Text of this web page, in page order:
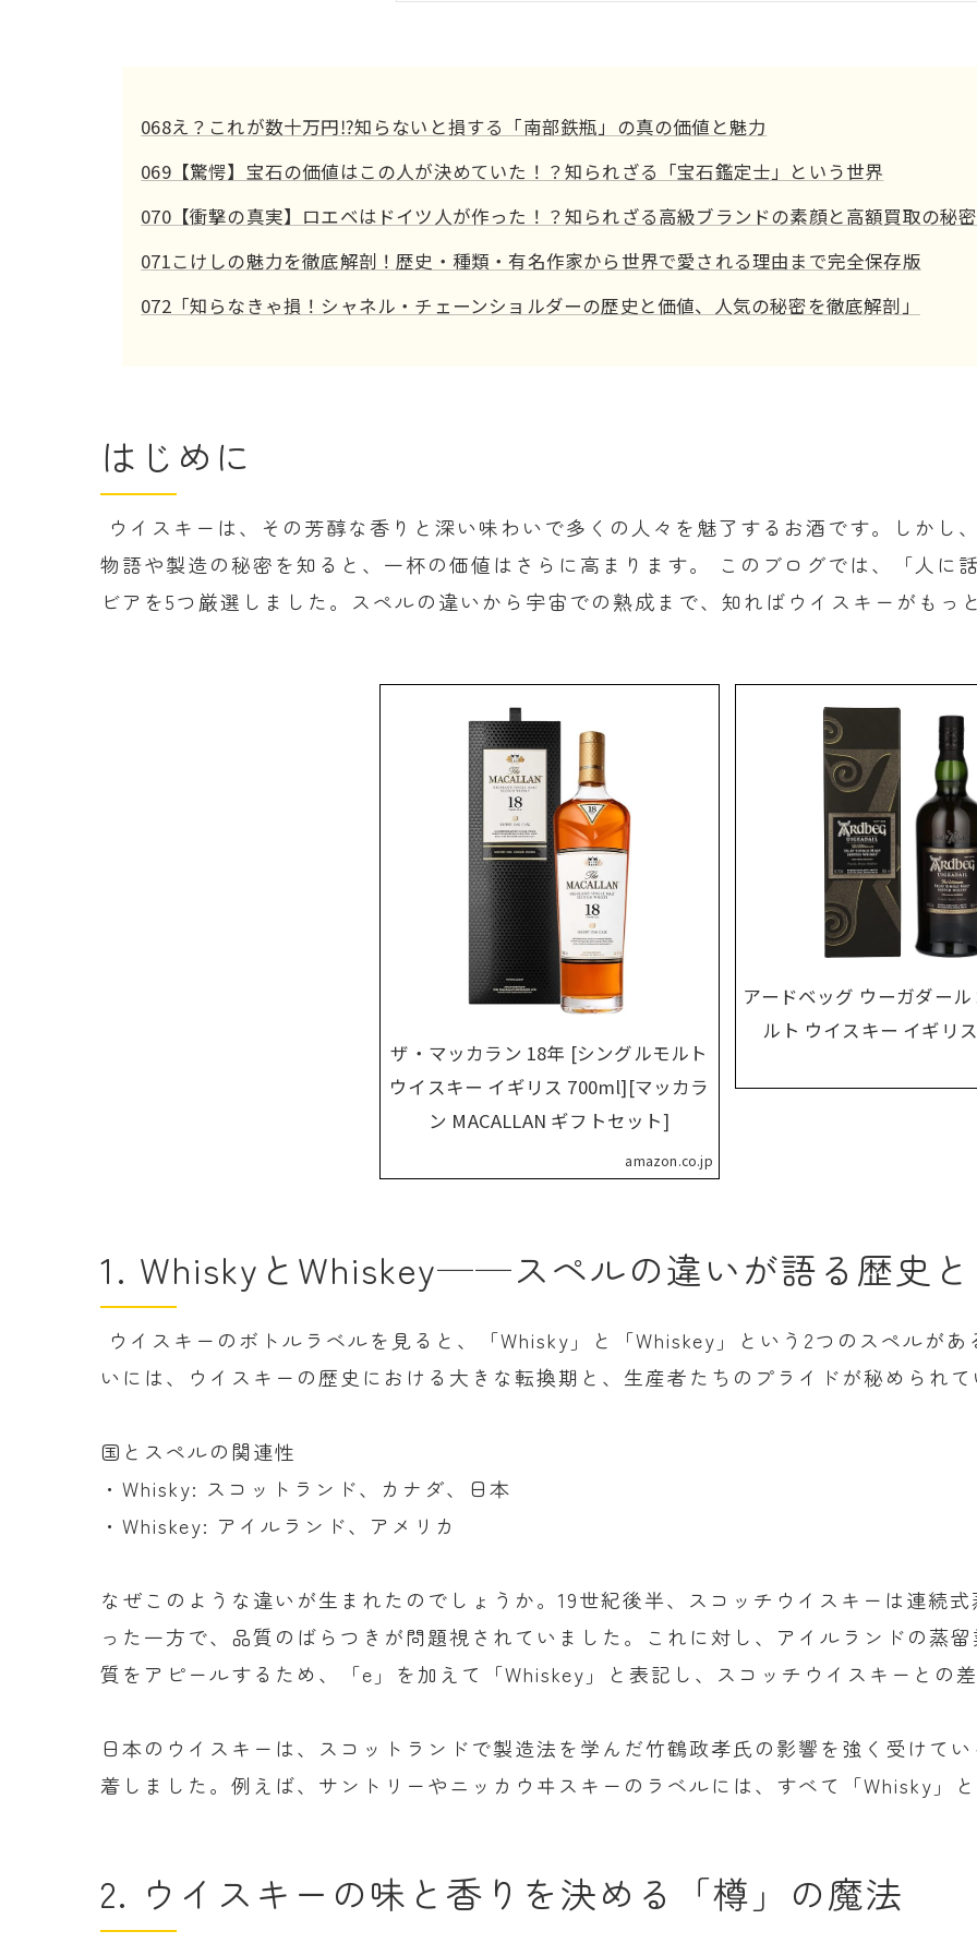
068え？これが数十万円⁉知らないと損する「南部鉄瓶」の真の価値と魅力
069【驚愕】宝石の価値はこの人が決めていた！？知られざる「宝石鑑定士」という世界
070【衝撃の真実】ロエベはドイツ人が作った！？知られざる高級ブランドの素顔と高額買取の秘密
071こけしの魅力を徹底解剖！歴史・種類・有名作家から世界で愛される理由まで完全保存版
072「知らなきゃ損！シャネル・チェーンショルダーの歴史と価値、人気の秘密を徹底解剖」
はじめに
ウイスキーは、その芳醇な香りと深い味わいで多くの人々を魅了するお酒です。しかし
物語や製造の秘密を知ると、一杯の価値はさらに高まります。 このブログでは、「人に
ビアを5つ厳選しました。スペルの違いから宇宙での熟成まで、知ればウイスキーがもっ
ザ・マッカラン 18年 [シングルモルト
ウイスキー イギリス 700ml][マッカラ
ン MACALLAN ギフトセット]
amazon.co.jp
アードベッグ ウーガダー
ルト ウイスキー イギリ
1. WhiskyとWhiskey──スペルの違いが語る歴史
ウイスキーのボトルラベルを見ると、「Whisky」と「Whiskey」という2つのスペルが
いには、ウイスキーの歴史における大きな転換期と、生産者たちのプライドが秘められ
国とスペルの関連性
・Whisky: スコットランド、カナダ、日本
・Whiskey: アイルランド、アメリカ
なぜこのような違いが生まれたのでしょうか。19世紀後半、スコッチウイスキーは連続
った一方で、品質のばらつきが問題視されていました。これに対し、アイルランドの蒸
質をアピールするため、「e」を加えて「Whiskey」と表記し、スコッチウイスキーとの
日本のウイスキーは、スコットランドで製造法を学んだ竹鶴政孝氏の影響を強く受けて
着しました。例えば、サントリーやニッカウヰスキーのラベルには、すべて「Whisky」
2. ウイスキーの味と香りを決める「樽」の魔法